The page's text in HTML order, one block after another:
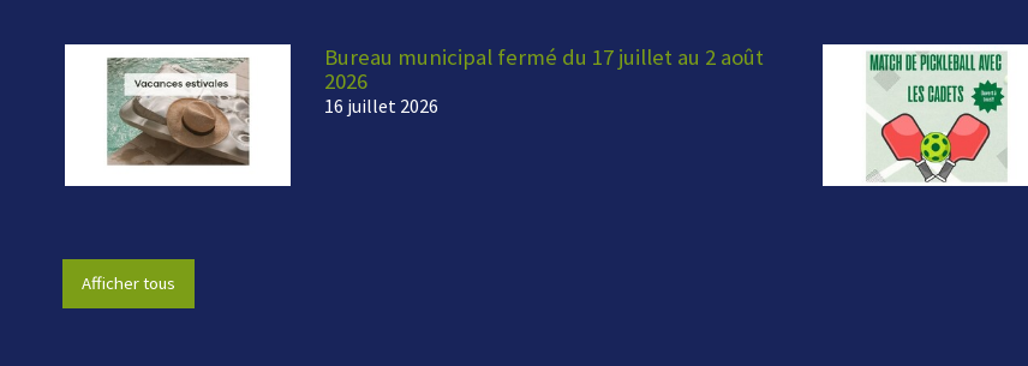
Bureau municipal fermé du 17 juillet au 2 août
2026
16 juillet 2026
Afficher tous